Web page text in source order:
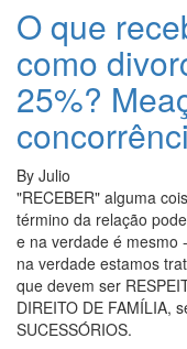
O que
como
25%?
By Julio
"RECEBER" alguma
término da relação
e na verdade é mesmo
na verdade estamos
que devem ser
DIREITO DE FAMÍLIA,
SUCESSÓRIOS.